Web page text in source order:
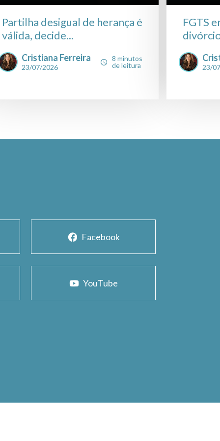
Partilha desigual de herança é
válida, decide...
Cristiana Ferreira
23/07/2026
8 minutos
de leitura
FGTS
23/
Facebook
YouTube